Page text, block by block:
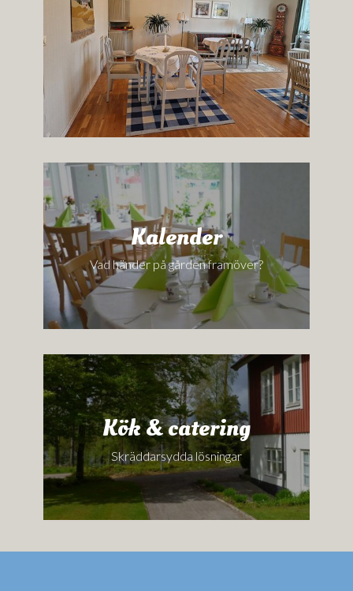
Kalender
Vad händer på gården framöver?
Kök & catering
Skräddarsydda lösningar